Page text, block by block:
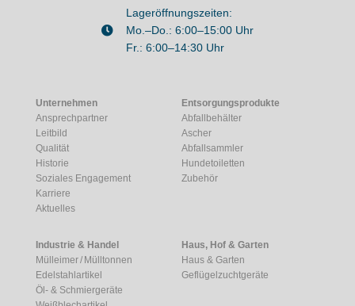
Lageröffnungszeiten:
Mo.–Do.: 6:00–15:00 Uhr
Fr.: 6:00–14:30 Uhr
Unternehmen
Ansprechpartner
Leitbild
Qualität
Historie
Soziales Engagement
Karriere
Aktuelles
Entsorgungsprodukte
Abfallbehälter
Ascher
Abfallsammler
Hundetoiletten
Zubehör
Industrie & Handel
Mülleimer / Mülltonnen
Edelstahlartikel
Öl- & Schmiergeräte
Haus, Hof & Garten
Haus & Garten
Geflügelzuchtgeräte